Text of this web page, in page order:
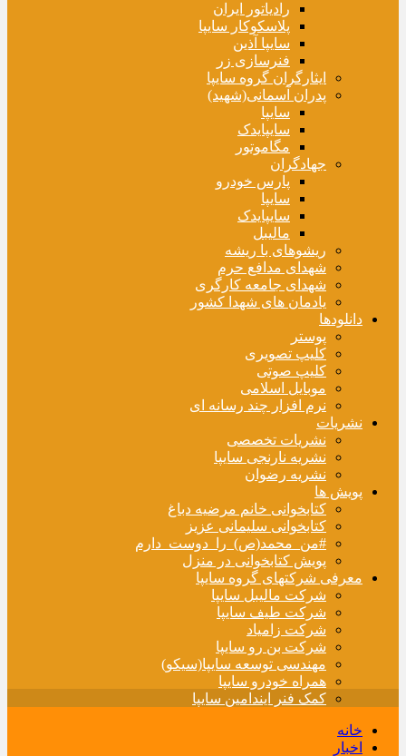
رادیاتور ایران
پلاسکوکار سایپا
سایپا آذین
فنرسازی زر
ایثارگران گروه سایپا
پدران آسمانی(شهید)
سایپا
سایپایدک
مگاموتور
جهادگران
پارس خودرو
سایپا
سایپایدک
مالیبل
ریشوهای با ریشه
شهدای مدافع حرم
شهدای جامعه کارگری
یادمان های شهدا کشور
دانلودها
پوستر
کلیپ تصویری
کلیپ صوتی
موبایل اسلامی
نرم افزار چند رسانه ای
نشریات
نشریات تخصصی
نشریه نارنجی سایپا
نشریه رضوان
پویش ها
کتابخوانی خانم مرضیه دباغ
کتابخوانی سلیمانی عزیز
#من_محمد(ص)_را_دوست_دارم
پویش کتابخوانی در منزل
معرفی شرکتهای گروه سایپا
شرکت مالیبل سایپا
شرکت طیف سایپا
شرکت زامیاد
شرکت بن رو سایپا
مهندسی توسعه سایپا(سیکو)
همراه خودرو سایپا
کمک فنر ایندامین سایپا
خانه
اخبار